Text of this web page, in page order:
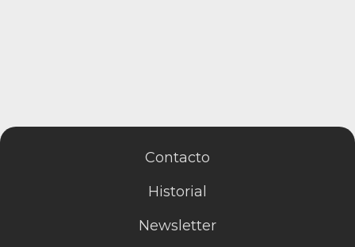
Contacto
Historial
Newsletter